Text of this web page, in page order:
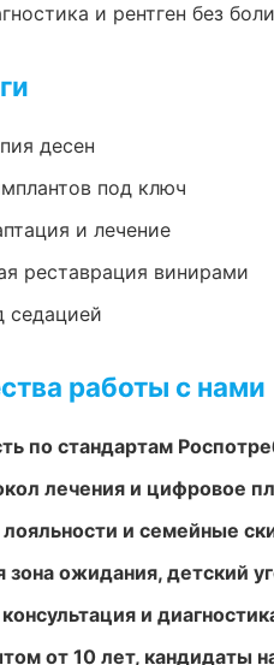
и рентген без
десен
под ключ
и лечение
реставрация винирами
седацией
работы с нами
по стандартам
лечения и цифровое
и семейные
зона ожидания, детский
и
от 10 лет, кандидаты